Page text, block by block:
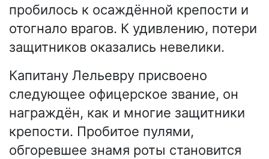
пробилось к осаждённой крепости и
отогнало врагов. К удивлению, потери
защитников оказались невелики.
Капитану Лельевру присвоено
следующее офицерское звание, он
награждён, как и многие защитники
крепости. Пробитое пулями,
обгоревшее знамя роты становится